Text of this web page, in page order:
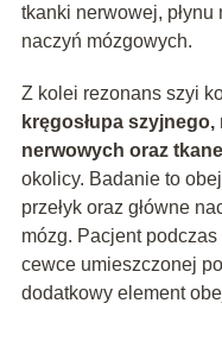
tkanki nerwowej,
naczyń mózgowych.
Z kolei rezonans szyi
kręgosłupa
nerwowych oraz
okolicy. Badanie to
przełyk oraz główne
mózg. Pacjent
cewce umieszczonej
dodatkowy element